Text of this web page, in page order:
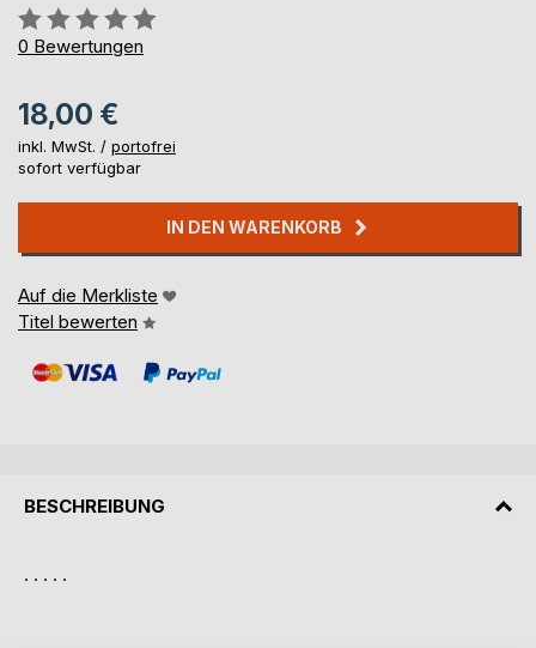
Bewertung::
0%
0 Bewertungen
18,00 €
inkl. MwSt. / portofrei
sofort verfügbar
IN DEN WARENKORB
Auf die Merkliste
Titel bewerten
BESCHREIBUNG
. . . . .